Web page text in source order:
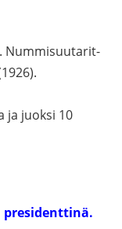
Nummisuutarit-
ja juoksi 10
presidenttinä.